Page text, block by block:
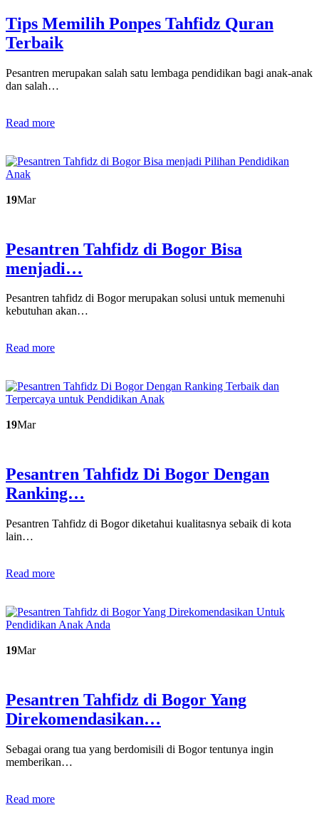
Tips Memilih Ponpes Tahfidz Quran
Terbaik
Pesantren merupakan salah satu lembaga pendidikan bagi anak-anak
dan salah…
Read more
19Mar
Pesantren Tahfidz di Bogor Bisa
menjadi…
Pesantren tahfidz di Bogor merupakan solusi untuk memenuhi
kebutuhan akan…
Read more
19Mar
Pesantren Tahfidz Di Bogor Dengan
Ranking…
Pesantren Tahfidz di Bogor diketahui kualitasnya sebaik di kota
lain…
Read more
19Mar
Pesantren Tahfidz di Bogor Yang
Direkomendasikan…
Sebagai orang tua yang berdomisili di Bogor tentunya ingin
memberikan…
Read more